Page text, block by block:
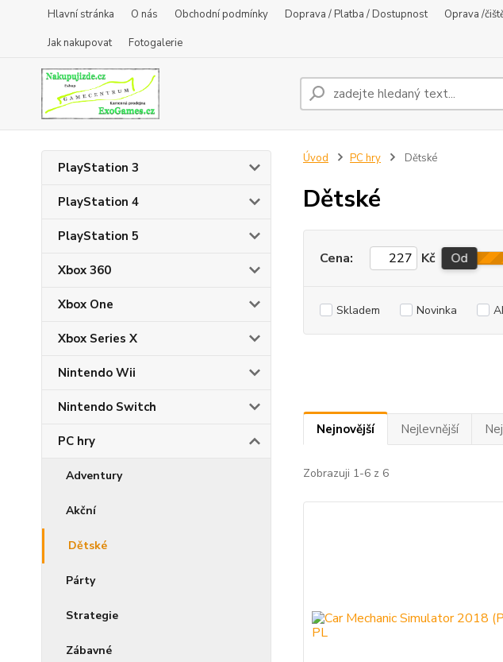
Hlavní stránka O nás Obchodní podmínky Doprava / Platba / Dostupnost Oprava /
Jak nakupovat
Fotogalerie
PlayStation 3
PlayStation 4
PlayStation 5
Xbox 360
Xbox One
Xbox Series X
Nintendo Wii
Nintendo Switch
PC hry
Adventury
Akční
Dětské
Párty
Strategie
Zábavné
Úvod PC hry Dětské
Dětské
Cena: Kč Od
Skladem Novinka
Nejnovější Nejlevnější
Zobrazuji 1-6 z 6